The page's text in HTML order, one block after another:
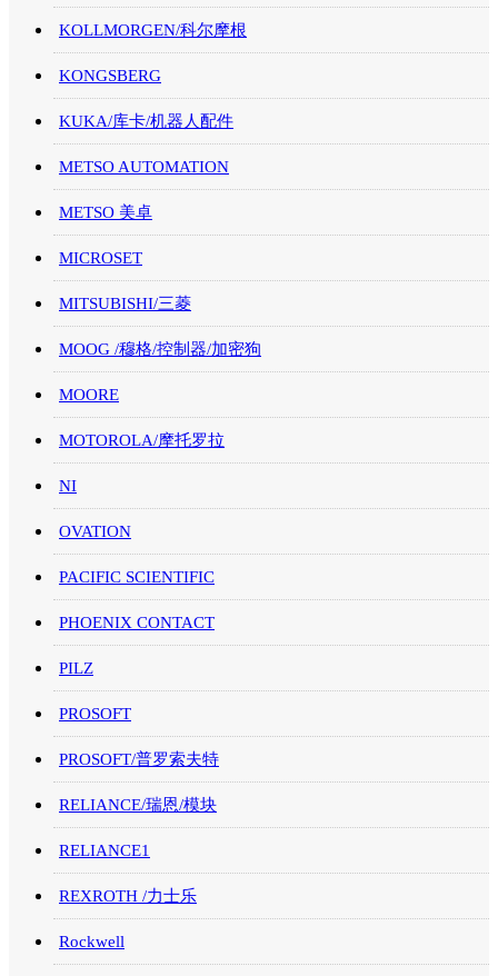
KOLLMORGEN/科尔摩根
KONGSBERG
KUKA/库卡/机器人配件
METSO AUTOMATION
METSO 美卓
MICROSET
MITSUBISHI/三菱
MOOG /穆格/控制器/加密狗
MOORE
MOTOROLA/摩托罗拉
NI
OVATION
PACIFIC SCIENTIFIC
PHOENIX CONTACT
PILZ
PROSOFT
PROSOFT/普罗索夫特
RELIANCE/瑞恩/模块
RELIANCE1
REXROTH /力士乐
Rockwell